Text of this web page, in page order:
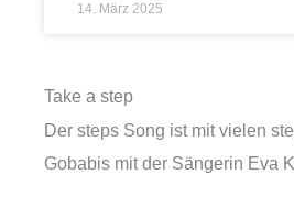
14. März 2025
Take a step
Der steps Song ist mit vielen
Gobabis mit der Sängerin Eva